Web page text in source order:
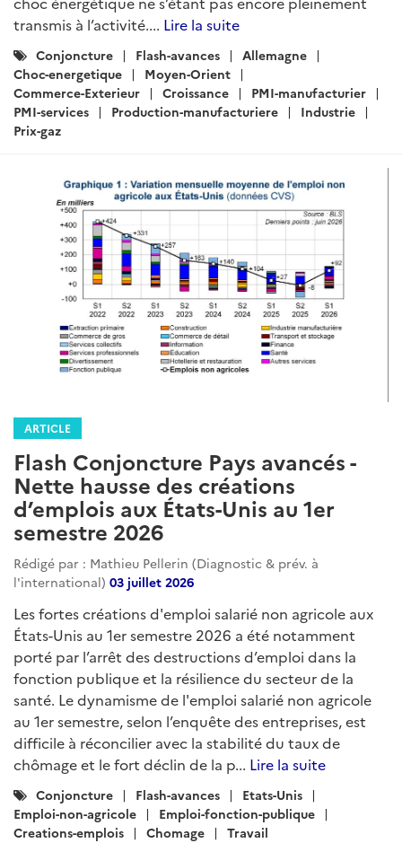
transmis à l’activité.... Lire la suite
Catégories
:
Conjoncture Flash-avances
Allemagne
Choc-energetique
Moyen-Orient
Commerce-Exterieur
Croissance
PMI-manufacturier
PMI-services
Production-manufacturiere
Industrie
Prix-gaz
ARTICLE
Flash Conjoncture Pays avancés -
Nette hausse des créations
d’emplois aux États-Unis au 1er
semestre 2026
Rédigé par : Mathieu Pellerin (Diagnostic & prév. à
l'international) 03 juillet 2026
Les fortes créations d'emploi salarié non agricole aux
États-Unis au 1er semestre 2026 a été notamment
porté par l’arrêt des destructions d’emploi dans la
fonction publique et la résilience du secteur de la
santé. Le dynamisme de l'emploi salarié non agricole
au 1er semestre, selon l’enquête des entreprises, est
difficile à réconcilier avec la stabilité du taux de
chômage et le fort déclin de la p... Lire la suite
Catégories
:
Conjoncture Flash-avances
Etats-Unis
Emploi-non-agricole
Emploi-fonction-publique
Creations-emplois
Chomage Travail